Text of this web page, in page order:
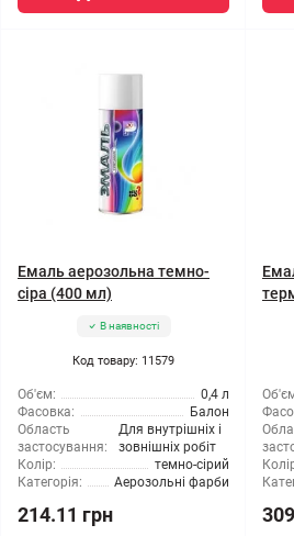
Емаль аерозольна темно-
сіра (400 мл)
В наявності
Код товару: 11579
Об'єм:
0,4 л
Фасовка:
Балон
Область
застосування:
Для внутрішніх і
зовнішніх робіт
Колір:
темно-сірий
Категорія:
Аерозольні фарби
214.11 грн